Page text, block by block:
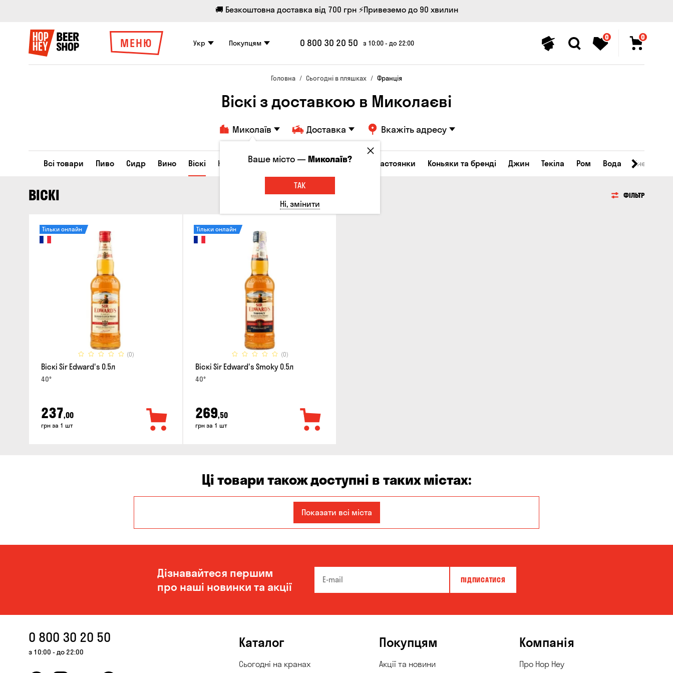
🚚 Безкоштовна доставка від 700 грн ⚡Привеземо до 90 хвилин
МЕНЮ Укр Покупцям 0 800 30 20 50 з 10:00 - до 22:00
0 0
Головна Сьогодні в пляшках Франція
Віскі з доставкою в Миколаєві
Миколаїв Доставка Вкажіть адресу
Всі товари Пиво Сидр Вино Віскі Коктейлі Горілка Соджу Лікери та настоянки Коньяки та бренді Джин Текіла Ром Вода
ВІСКІ ФІЛЬТР
(0)
Тільки онлайн
Віскі Sir Edward's 0.5л
40°
237,00
грн за 1 шт
(0)
Тільки онлайн
Віскі Sir Edward's Smoky 0.5л
40°
269,50
грн за 1 шт
Ці товари також доступні в таких містах:
Чорноморськ
Показати всі міста
Дізнавайтеся першим
про наші новинки та акції
ПІДПИСАТИСЯ
0 800 30 20 50
з 10:00 - до 22:00
Каталог
Сьогодні на кранах
Покупцям
Акції та новини
Компанія
Про Hop Hey
Ваше місто —Миколаїв?
ТАК
Ні, змінити